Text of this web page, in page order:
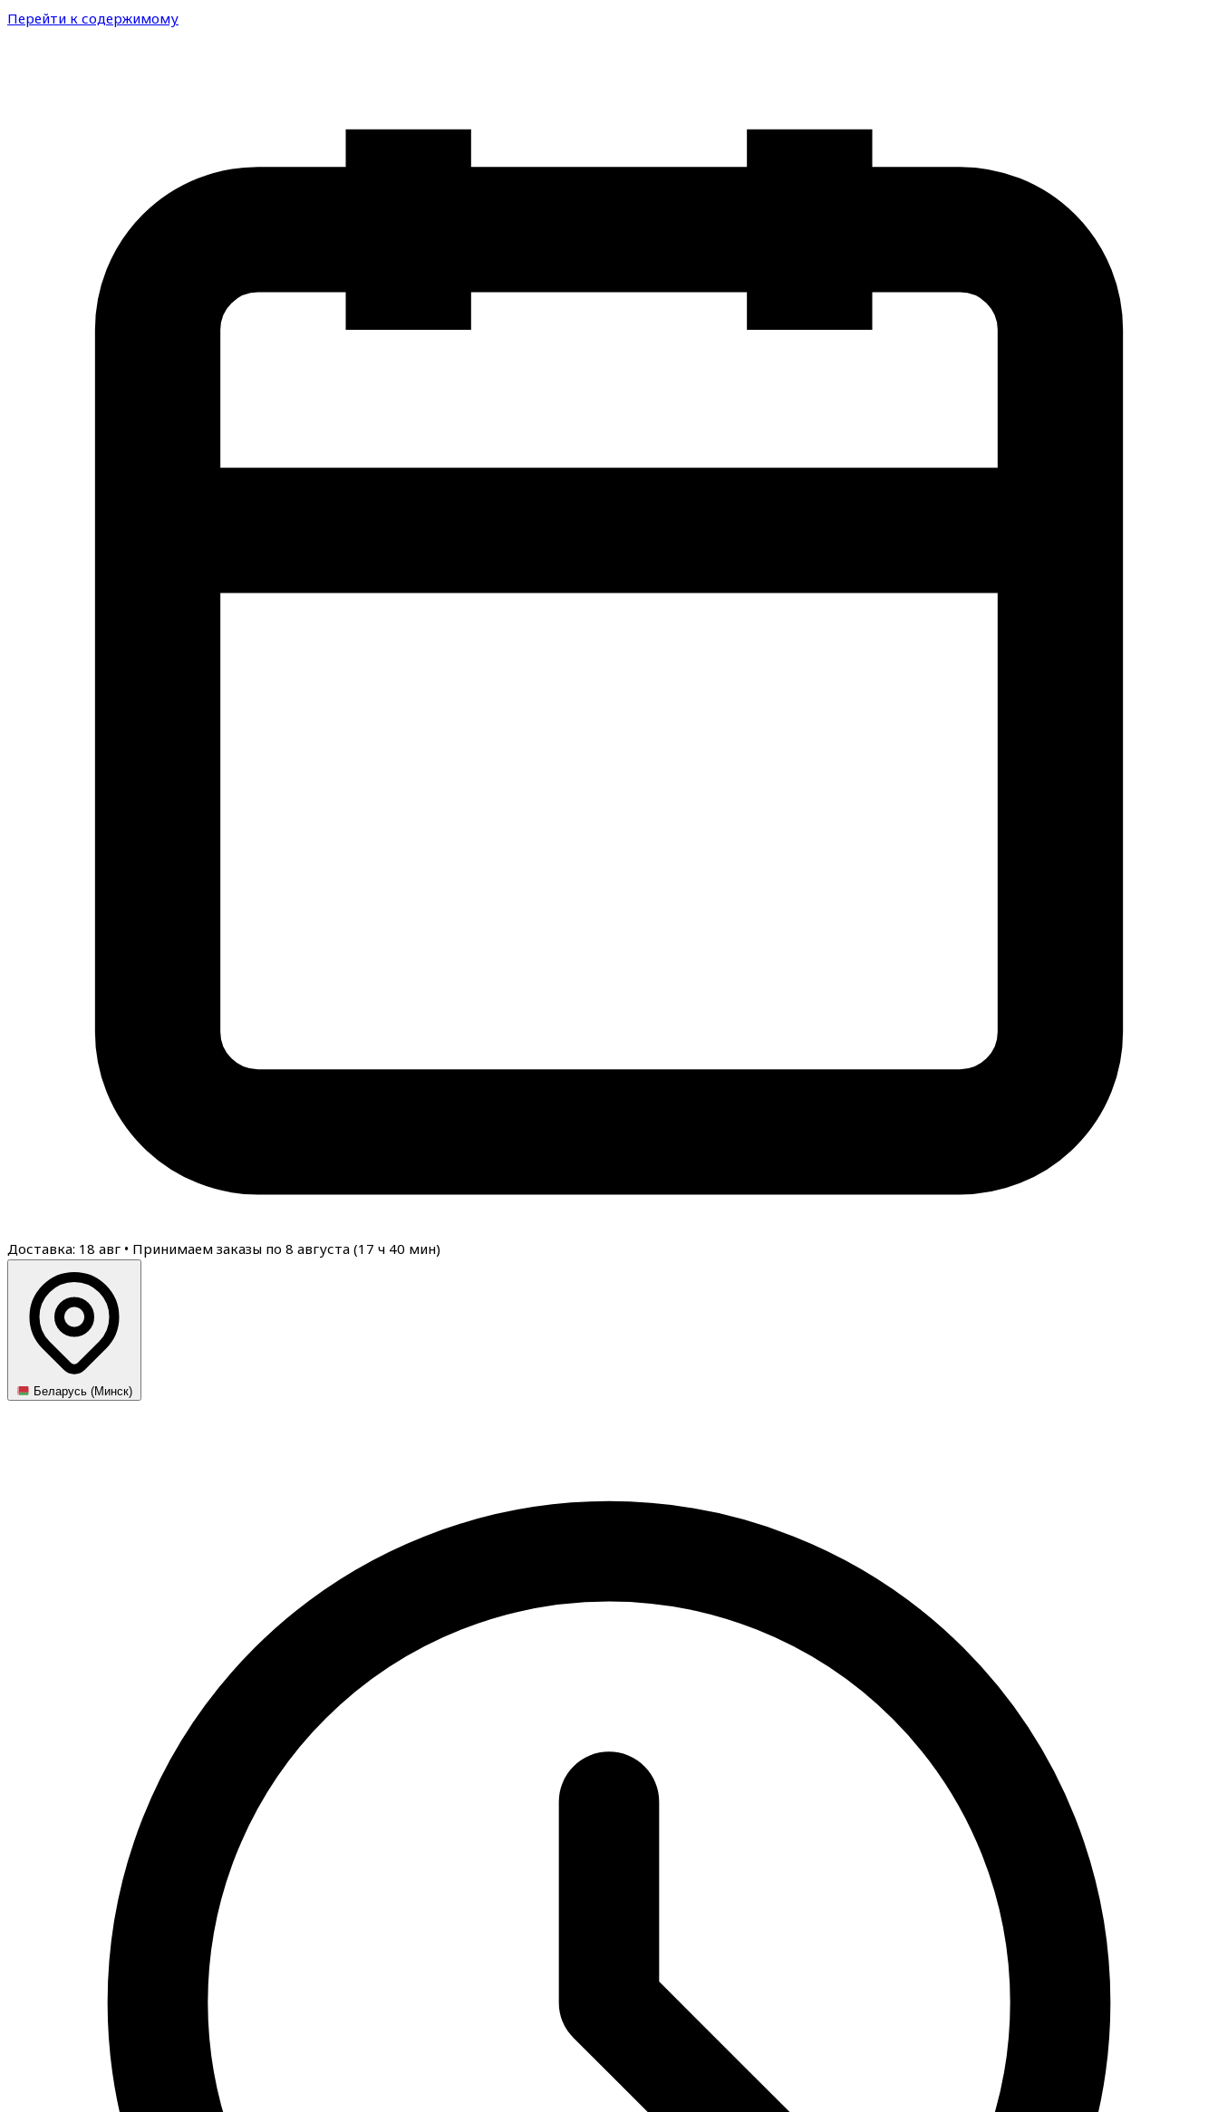
Перейти к содержимому
Доставка: 18 авг • Принимаем заказы по 8 августа (17 ч 40 мин)
Беларусь (Минск)